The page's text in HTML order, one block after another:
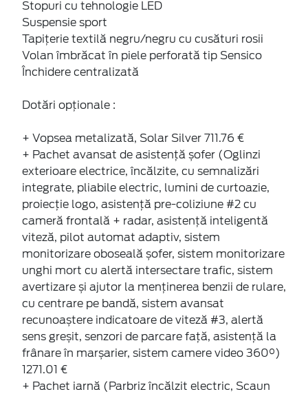
Stopuri cu tehnologie LED
Suspensie sport
Tapițerie textilă negru/negru cu cusături rosii
Volan îmbrăcat în piele perforată tip Sensico
Închidere centralizată
Dotări opționale :
+ Vopsea metalizată, Solar Silver 711.76 €
+ Pachet avansat de asistență șofer (Oglinzi
exterioare electrice, încălzite, cu semnalizări
integrate, pliabile electric, lumini de curtoazie,
proiecție logo, asistență pre-coliziune #2 cu
cameră frontală + radar, asistență inteligentă
viteză, pilot automat adaptiv, sistem
monitorizare oboseală șofer, sistem monitorizare
unghi mort cu alertă intersectare trafic, sistem
avertizare și ajutor la menținerea benzii de rulare,
cu centrare pe bandă, sistem avansat
recunoaștere indicatoare de viteză #3, alertă
sens greșit, senzori de parcare față, asistență la
frânare în marșarier, sistem camere video 360°)
1271.01 €
+ Pachet iarnă (Parbriz încălzit electric, Scaun